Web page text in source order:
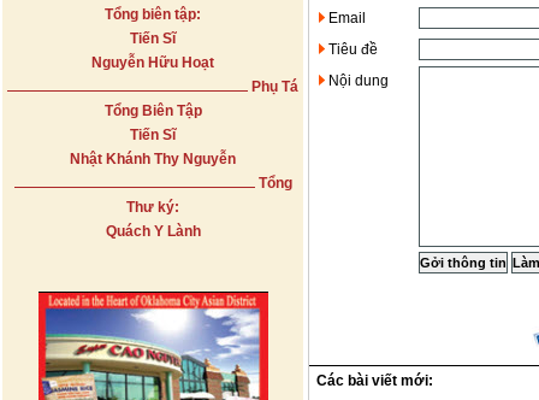
Tổng biên tập:
Tiến Sĩ
Nguyễn Hữu Hoạt
Phụ Tá
Tổng Biên Tập
Tiến Sĩ
Nhật Khánh Thy Nguyễn
Tổng
Thư ký:
Quách Y Lành
Email
Tiêu đề
Nội dung
Các bài viết mới: